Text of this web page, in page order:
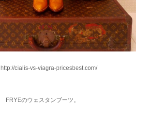
http://cialis-vs-viagra-pricesbest.com/
FRYEのウェスタンブーツ。